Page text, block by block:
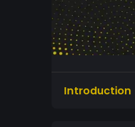
Introduction